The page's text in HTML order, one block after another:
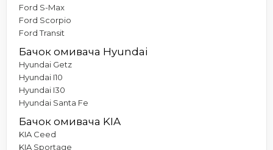
Ford S-Max
Ford Scorpio
Ford Transit
Бачок омивача Hyundai
Hyundai Getz
Hyundai I10
Hyundai I30
Hyundai Santa Fe
Бачок омивача KIA
KIA Ceed
KIA Sportage